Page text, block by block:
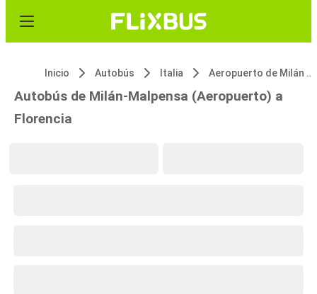
Inicio Autobús Italia Aeropuerto de Milán Malpensa (MXP)
Autobús de Milán-Malpensa (Aeropuerto) a
Florencia